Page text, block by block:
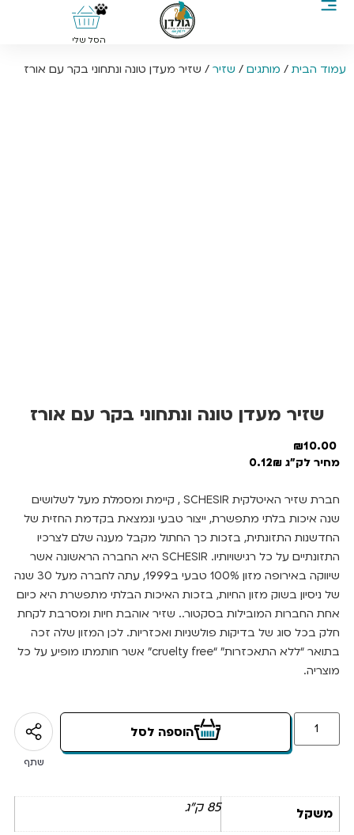
0
הסל שלי
עמוד הבית / מותגים / שזיר / שזיר מעדן טונה ונתחוני בקר עם אורז
שזיר מעדן טונה ונתחוני בקר עם אורז
10.00
₪
מחיר לק"ג 0.12₪
חברת שזיר האיטלקית SCHESIR , קיימת ומסמלת מעל לשלושים
שנה איכות בלתי מתפשרת, ייצור טבעי ונמצאת בקדמת החזית של
החדשנות התזונתית, בזכות כך החתול מקבל מענה שלם לצרכיו
התזונתיים על כל רגישויותיו. SCHESIR היא החברה הראשונה אשר
שיווקה באירופה מזון 100% טבעי ב1999, עתה לחברה מעל 30 שנה
של ניסיון בשוק מזון החיות, בזכות האיכות הבלתי מתפשרת היא כיום
אחת החברות המובילות בסקטור.. שזיר אוהבת חיות ומסרבת לקחת
חלק בכל סוג של בדיקות פולשניות ואכזריות. לכן המזון שלה זכה
בתואר “ללא התאכזרות” “cruelty free” אשר חותמתו מופיע על כל
מוצריה.
הוספה לסל
שתף
משקל 85 ק"ג